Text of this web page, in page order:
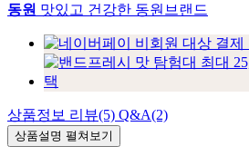
동원 맛있고 건강한 동원브랜드
상품정보 리뷰(5) Q&A(2)
상품설명 펼쳐보기